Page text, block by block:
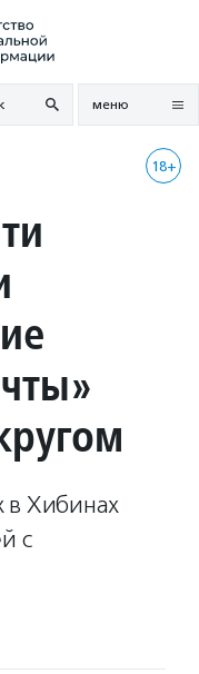
меню
18+
в Хибинах
с